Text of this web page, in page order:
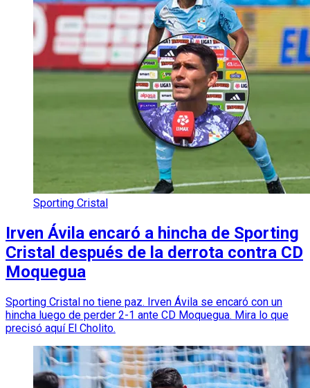
Sporting Cristal
Irven Ávila encaró a hincha de Sporting
Cristal después de la derrota contra CD
Moquegua
Sporting Cristal no tiene paz. Irven Ávila se encaró con un
hincha luego de perder 2-1 ante CD Moquegua. Mira lo que
precisó aquí El Cholito.